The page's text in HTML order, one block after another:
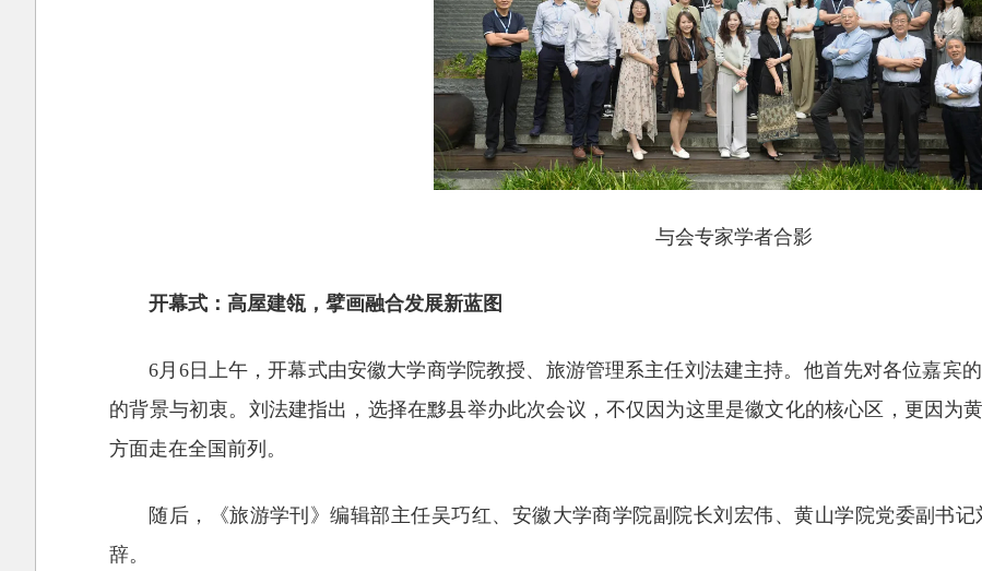
与会专家学者合影
开幕式：高屋建瓴，擘画融合发展新蓝图
6月6日上午，开幕式由安徽大学商学院教授、旅游管理系主任刘法建主持。他首先对各位嘉宾
的背景与初衷。刘法建指出，选择在黟县举办此次会议，不仅因为这里是徽文化的核心区，更因为
方面走在全国前列。
随后，《旅游学刊》编辑部主任吴巧红、安徽大学商学院副院长刘宏伟、黄山学院党委副书
辞。